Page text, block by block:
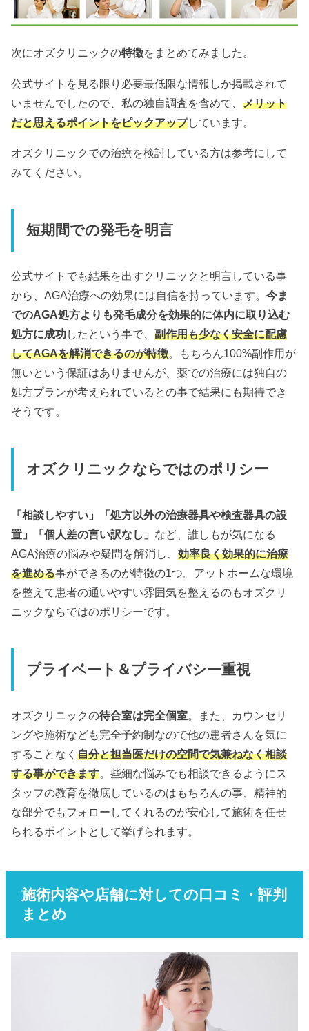
次にオズクリニックの特徴をまとめてみました。
公式サイトを見る限り必要最低限な情報しか掲載されて
いませんでしたので、私の独自調査を含めて、メリット
だと思えるポイントをピックアップしています。
オズクリニックでの治療を検討している方は参考にして
みてください。
短期間での発毛を明言
公式サイトでも結果を出すクリニックと明言している事
から、AGA治療への効果には自信を持っています。今ま
でのAGA処方よりも発毛成分を効果的に体内に取り込む
処方に成功したという事で、副作用も少なく安全に配慮
してAGAを解消できるのが特徴。もちろん100%副作用が
無いという保証はありませんが、薬での治療には独自の
処方プランが考えられているとの事で結果にも期待でき
そうです。
オズクリニックならではのポリシー
「相談しやすい」「処方以外の治療器具や検査器具の設
置」「個人差の言い訳なし」 など、誰しもが気になる
AGA治療の悩みや疑問を解消し、効率良く効果的に治療
を進める事ができるのが特徴の1つ。アットホームな環境
を整えて患者の通いやすい雰囲気を整えるのもオズクリ
ニックならではのポリシーです。
プライベート＆プライバシー重視
オズクリニックの待合室は完全個室。また、カウンセリ
ングや施術なども完全予約制なので他の患者さんを気に
することなく自分と担当医だけの空間で気兼ねなく相談
する事ができます。些細な悩みでも相談できるようにス
タッフの教育を徹底しているのはもちろんの事、精神的
な部分でもフォローしてくれるのが安心して施術を任せ
られるポイントとして挙げられます。
施術内容や店舗に対しての口コミ・評判
まとめ